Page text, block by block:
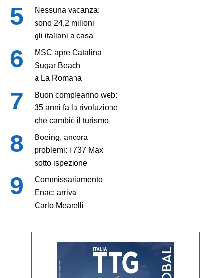
Nessuna vacanza:
sono 24,2 milioni
gli italiani a casa
MSC apre Catalina
Sugar Beach
a La Romana
Buon compleanno web:
35 anni fa la rivoluzione
che cambiò il turismo
Boeing, ancora
problemi: i 737 Max
sotto ispezione
Commissariamento
Enac: arriva
Carlo Mearelli